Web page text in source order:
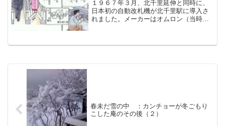
１９６７年３月、北千里延伸と同時に、
日本初の自動改札機が北千里駅に導入さ
れました。メーカーはオムロン（当時は
した。券幅が違う両者を揃えてまっすぐ
春未だ雪の中 ：カンチョーが冬ごもり
こした庵のその後（２）